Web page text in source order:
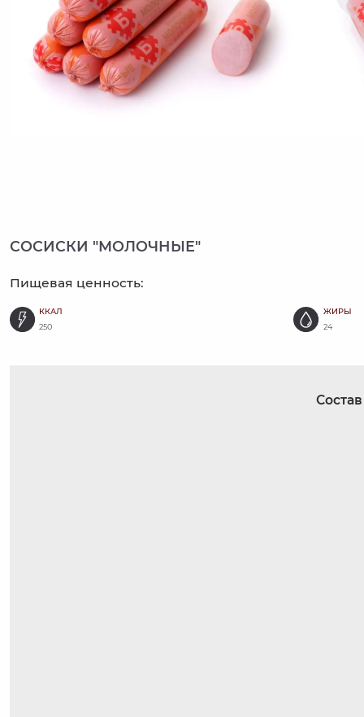
СОСИСКИ "МОЛОЧНЫЕ"
Пищевая ценность:
ККАЛ
250
ЖИРЫ
24